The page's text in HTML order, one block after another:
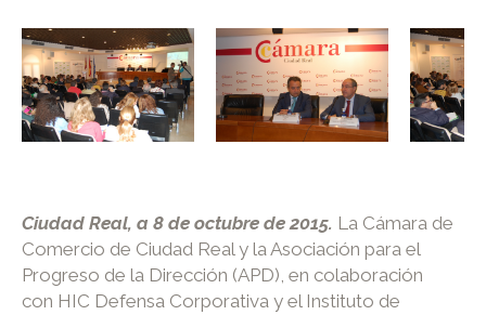
Ciudad Real, a 8 de octubre de 2015. La Cámara de
Comercio de Ciudad Real y la Asociación para el
Progreso de la Dirección (APD), en colaboración
con HIC Defensa Corporativa y el Instituto de